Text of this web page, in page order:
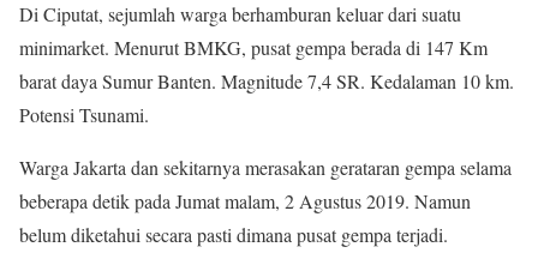
Di Ciputat, sejumlah warga berhamburan keluar dari suatu
minimarket. Menurut BMKG, pusat gempa berada di 147 Km
barat daya Sumur Banten. Magnitude 7,4 SR. Kedalaman 10 km.
Potensi Tsunami.
Warga Jakarta dan sekitarnya merasakan gerataran gempa selama
beberapa detik pada Jumat malam, 2 Agustus 2019. Namun
belum diketahui secara pasti dimana pusat gempa terjadi.